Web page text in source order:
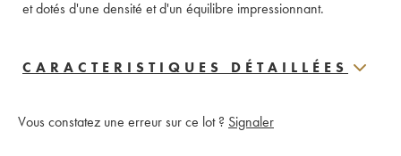
CARACTERISTIQUES DÉTAILLÉES
Vous constatez une erreur sur ce lot ? Signaler